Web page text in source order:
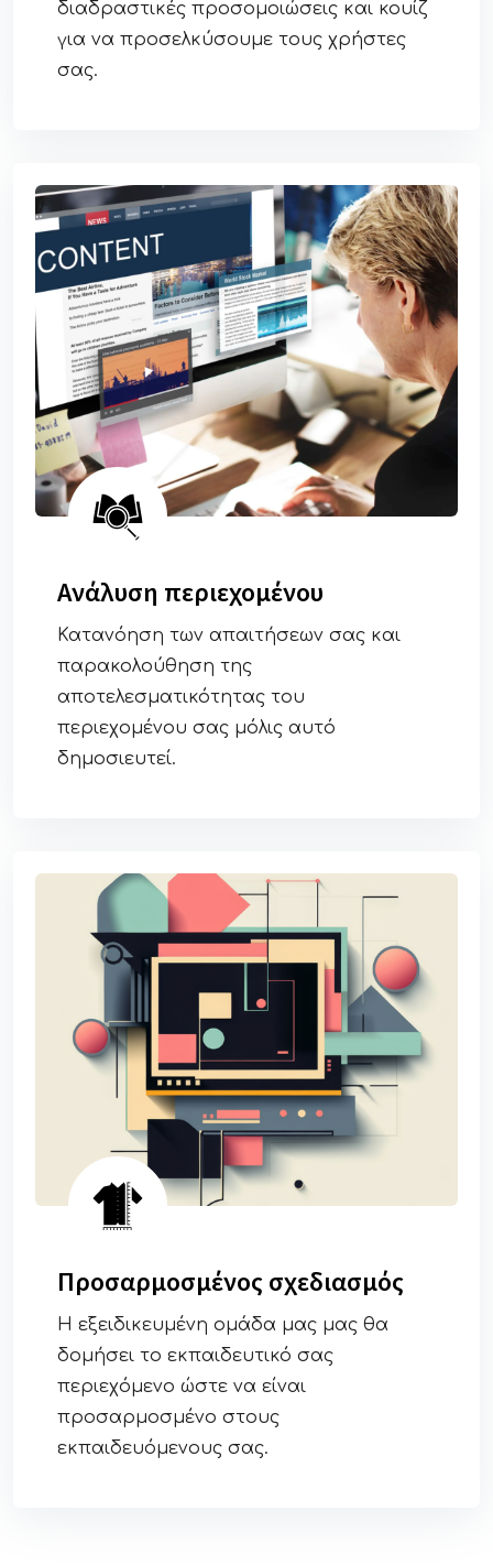
διαδραστικές προσομοιώσεις και κουίζ
για να προσελκύσουμε τους χρήστες
σας.
Ανάλυση περιεχομένου
Κατανόηση των απαιτήσεων σας και
παρακολούθηση της
αποτελεσματικότητας του
περιεχομένου σας μόλις αυτό
δημοσιευτεί.
Προσαρμoσμένος σχεδιασμός
Η εξειδικευμένη ομάδα μας μας θα
δομήσει το εκπαιδευτικό σας
περιεχόμενο ώστε να είναι
προσαρμοσμένο στους
εκπαιδευόμενους σας.